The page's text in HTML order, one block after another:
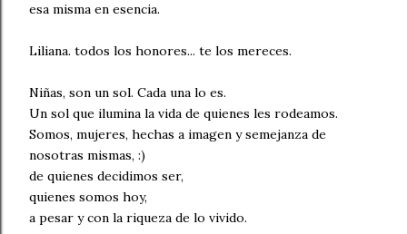
esa misma en esencia.
Liliana. todos los honores... te los mereces.
Niñas, son un sol. Cada una lo es.
Un sol que ilumina la vida de quienes les rodeamos.
Somos, mujeres, hechas a imagen y semejanza de
nosotras mismas, :)
de quienes decidimos ser,
quienes somos hoy,
a pesar y con la riqueza de lo vivido.